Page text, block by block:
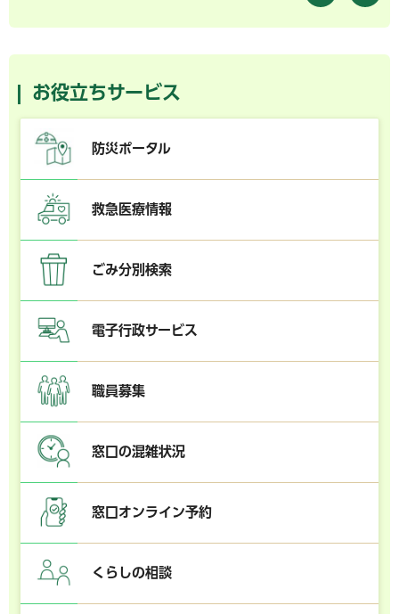
お役立ちサービス
防災ポータル
救急医療情報
ごみ分別検索
電子行政サービス
職員募集
窓口の混雑状況
窓口オンライン予約
くらしの相談